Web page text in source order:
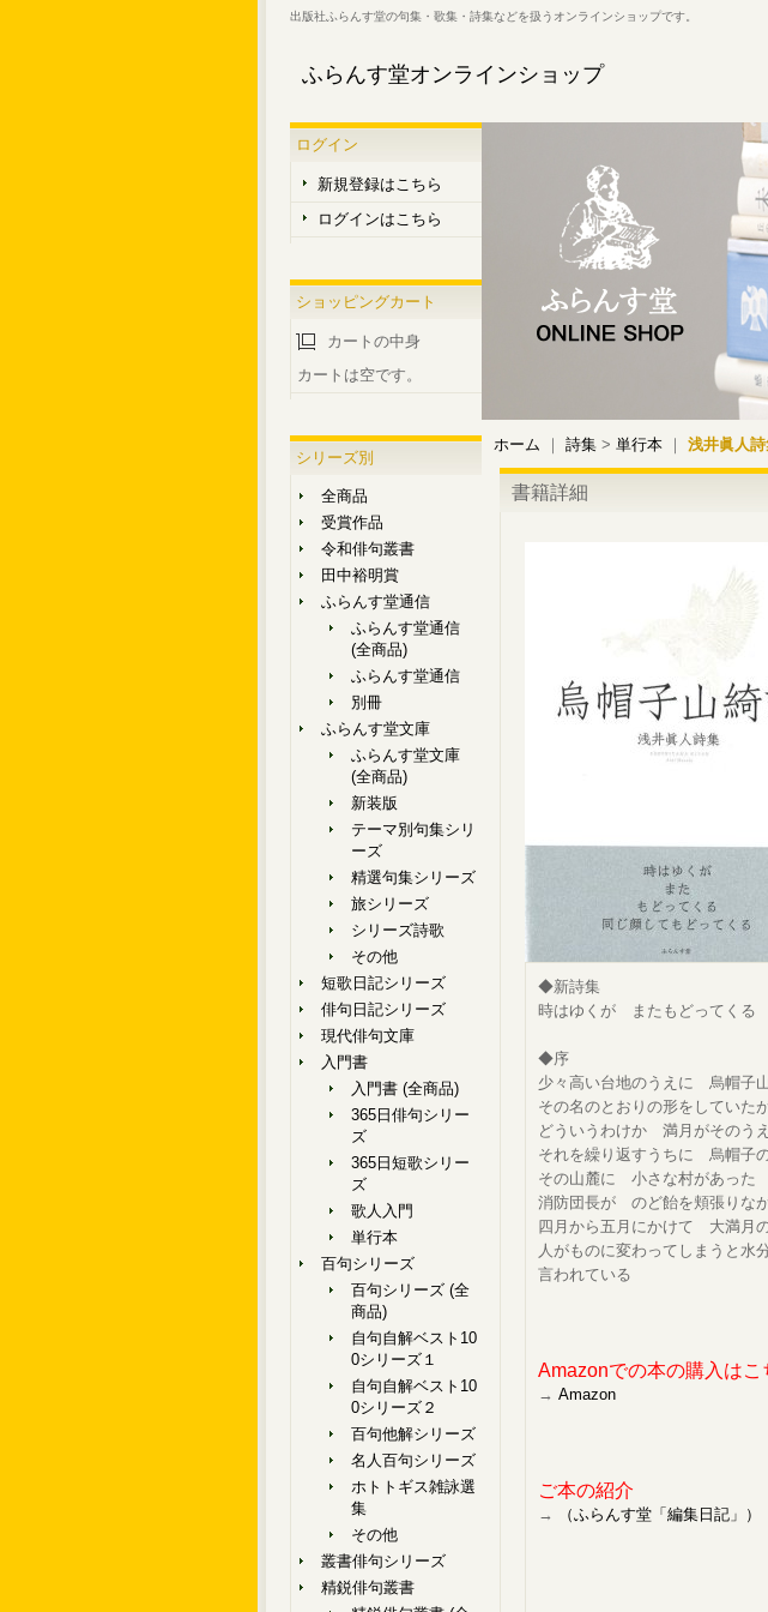
出版社ふらんす堂の句集・歌集・詩集などを扱うオンラインショップです。
ふらんす堂オンラインショップ
ログイン
新規登録はこちら
ログインはこちら
ショッピングカート
カートの中身
カートは空です。
シリーズ別
全商品
受賞作品
令和俳句叢書
田中裕明賞
ふらんす堂通信
ふらんす堂通信
(全商品)
ふらんす堂通信
別冊
ふらんす堂文庫
ふらんす堂文庫
(全商品)
新装版
テーマ別句集シリ
ーズ
精選句集シリーズ
旅シリーズ
シリーズ詩歌
その他
短歌日記シリーズ
俳句日記シリーズ
現代俳句文庫
入門書
入門書 (全商品)
365日俳句シリー
ズ
365日短歌シリー
ズ
歌人入門
単行本
百句シリーズ
百句シリーズ (全
商品)
自句自解ベスト10
0シリーズ１
自句自解ベスト10
0シリーズ２
百句他解シリーズ
名人百句シリーズ
ホトトギス雑詠選
集
その他
叢書俳句シリーズ
精鋭俳句叢書
ホーム ｜ 詩集 > 単行本 ｜ 浅井眞人
書籍詳細
◆新詩集
時はゆくが またもどってくる
◆序
少々高い台地のうえに 烏帽子
その名のとおりの形をしてい
どういうわけか 満月がそのう
それを繰り返すうちに 烏帽子
その山麓に 小さな村があった
消防団長が のど飴を頬張りな
四月から五月にかけて 大満月
人がものに変わってしまうと
言われている
Amazonでの本の購入はこ
→ Amazon
ご本の紹介
→ （ふらんす堂「編集日記」）